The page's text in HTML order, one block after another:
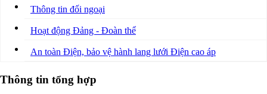
Thông tin đối ngoại
Hoạt động Đảng - Đoàn thể
An toàn Điện, bảo vệ hành lang lưới Điện cao áp
Thông tin tổng hợp